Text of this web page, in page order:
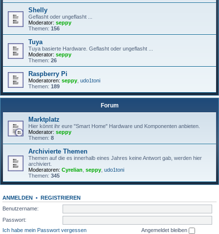
Shelly
Geflasht oder ungeflasht ...
Moderator: seppy
Themen: 156
Tuya
Tuya basierte Hardware. Geflasht oder ungeflasht ...
Moderator: seppy
Themen: 26
Raspberry Pi
Moderatoren: seppy udo1toni
Themen: 189
Forum
Marktplatz
Hier könnt ihr eure "Smart Home" Hardware und Komponenten anbieten.
Moderator: seppy
Themen: 8
Archivierte Themen
Themen auf die es innerhalb eines Jahres keine Antwort gab, werden hier
archiviert.
Moderatoren: Cyrelian seppy udo1toni
Themen: 345
ANMELDEN • REGISTRIEREN
Benutzername:
Passwort:
Ich habe mein Passwort vergessen
Angemeldet bleiben